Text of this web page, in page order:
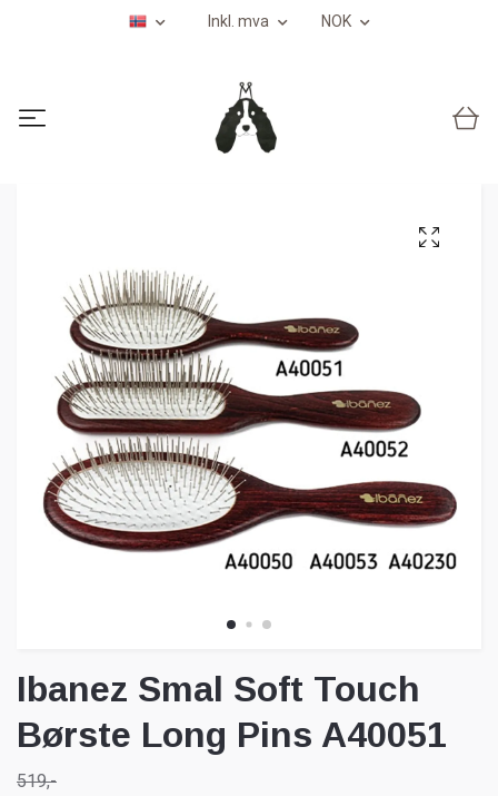
Inkl. mva NOK
Ibanez Smal Soft Touch
Børste Long Pins A40051
519,-